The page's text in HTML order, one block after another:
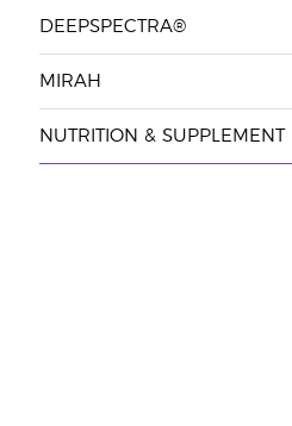
DEEPSPECTRA®
MIRAH
NUTRITION & SUPPLEMENT